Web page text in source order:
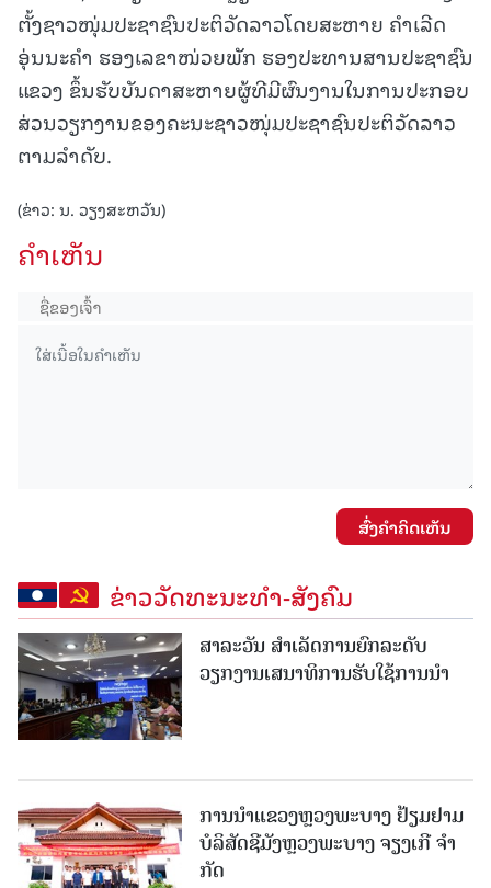
ຕັ້ງຊາວໜຸ່ມປະຊາຊົນປະຕິວັດລາວໂດຍສະຫາຍ ຄຳເລີດ
ອຸ່ນນະຄຳ ຮອງເລຂາໜ່ວຍພັກ ຮອງປະທານສານປະຊາຊົນ
ແຂວງ ຂຶ້ນຮັບບັນດາສະຫາຍຜູ້ທີມີຜົນງານໃນການປະກອບ
ສ່ວນວຽກງານຂອງຄະນະຊາວໜຸ່ມປະຊາຊົນປະຕິວັດລາວ
ຕາມລຳດັບ.
(ຂ່າວ: ນ. ວຽງສະຫວັນ)
ຄໍາເຫັນ
ສົ່ງຄໍາຄິດເຫັນ
ຂ່າວວັດທະນະທຳ-ສັງຄົມ
ສາລະວັນ ສໍາເລັດການຍົກລະດັບ
ວຽກງານເສນາທິການຮັບໃຊ້ການນໍາ
ການນຳແຂວງຫຼວງພະບາງ ຢ້ຽມ​ຢາມ
ບໍ​ລິ​ສັດຊີມັງຫຼວງພະບາງ ຈຽງເກີ ຈໍາ
ກັດ